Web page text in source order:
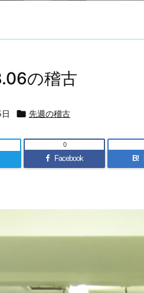
の稽古
 先週の稽古
Facebook
0
B!